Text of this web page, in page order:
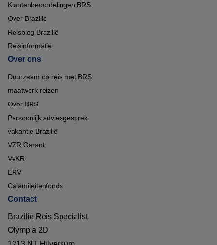
Klantenbeoordelingen BRS
Over Brazilie
Reisblog Brazilië
Reisinformatie
Over ons
Duurzaam op reis met BRS
maatwerk reizen
Over BRS
Persoonlijk adviesgesprek
vakantie Brazilië
VZR Garant
VvKR
ERV
Calamiteitenfonds
Contact
Brazilië Reis Specialist
Olympia 2D